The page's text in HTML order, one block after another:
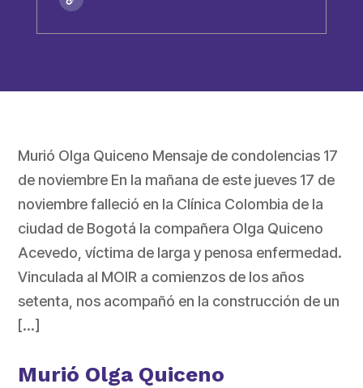
Murió Olga Quiceno Mensaje de condolencias 17
de noviembre En la mañana de este jueves 17 de
noviembre falleció en la Clínica Colombia de la
ciudad de Bogotá la compañera Olga Quiceno
Acevedo, víctima de larga y penosa enfermedad.
Vinculada al MOIR a comienzos de los años
setenta, nos acompañó en la construcción de un
[…]
Murió Olga Quiceno